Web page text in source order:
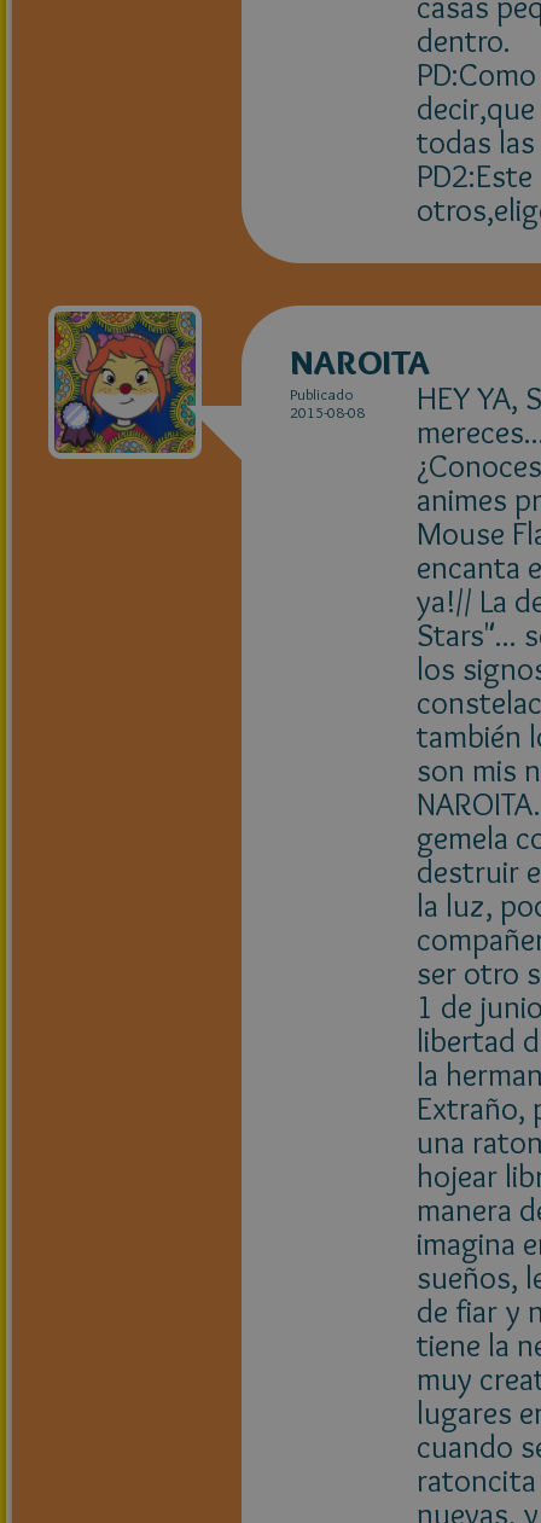
dentro.
todas
NAROITA
Publicado
2015-08-08
HEY YA,
animes
Mouse
encanta
ya!// La
Stars"...
los
también
son mis
gemela
destruir
la luz,
ser otro
1 de
libertad
la
Extraño,
una
hojear
manera
imagina
sueños,
de fiar y
tiene la
muy
lugares
cuando
ratoncita
nuevas,